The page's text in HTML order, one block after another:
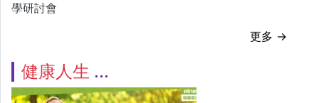
學研討會
更多 →
健康人生